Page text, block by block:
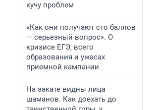
кучу проблем
«Как они получают сто баллов
— серьезный вопрос». О
кризисе ЕГЭ, всего
образования и ужасах
приемной кампании
На закате видны лица
шаманов. Как доехать до